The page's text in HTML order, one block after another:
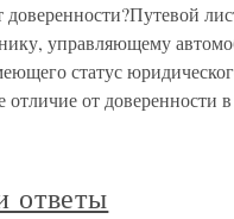
доверенности?Путевой
управляющему
статус
от доверенности
ответы